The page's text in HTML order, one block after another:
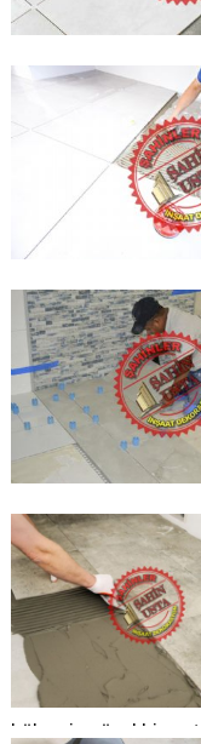
Dekorasyon,
kadrosuyla Dalyan
seramik döşeme
Sayfaya Git
Dekorasyon,
kadrosuyla Ortaca
seramik döşeme
ustası
Sayfaya Git
zeminlerinizi sanat
Sultaniye
Sayfaya Git
bölgesine özel hizmet